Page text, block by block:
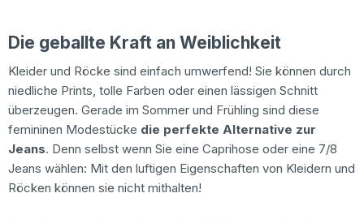
Die geballte Kraft an Weiblichkeit
Kleider und Röcke sind einfach umwerfend! Sie können durch
niedliche Prints, tolle Farben oder einen lässigen Schnitt
überzeugen. Gerade im Sommer und Frühling sind diese
femininen Modestücke die perfekte Alternative zur
Jeans. Denn selbst wenn Sie eine Caprihose oder eine 7/8
Jeans wählen: Mit den luftigen Eigenschaften von Kleidern und
Röcken können sie nicht mithalten!